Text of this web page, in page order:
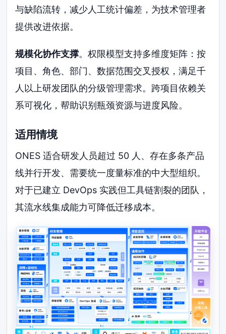
与缺陷流转，减少人工统计偏差，为技术管理者
提供改进依据。
规模化协作支撑。权限模型支持多维度矩阵：按
项目、角色、部门、数据范围交叉授权，满足千
人以上研发团队的分级管理需求。跨项目依赖关
系可视化，帮助识别瓶颈资源与进度风险。
适用情境
ONES 适合研发人员超过 50 人、存在多条产品
线并行开发、需要统一度量标准的中大型组织。
对于已建立 DevOps 实践但工具链割裂的团队，
其流水线集成能力可降低迁移成本。